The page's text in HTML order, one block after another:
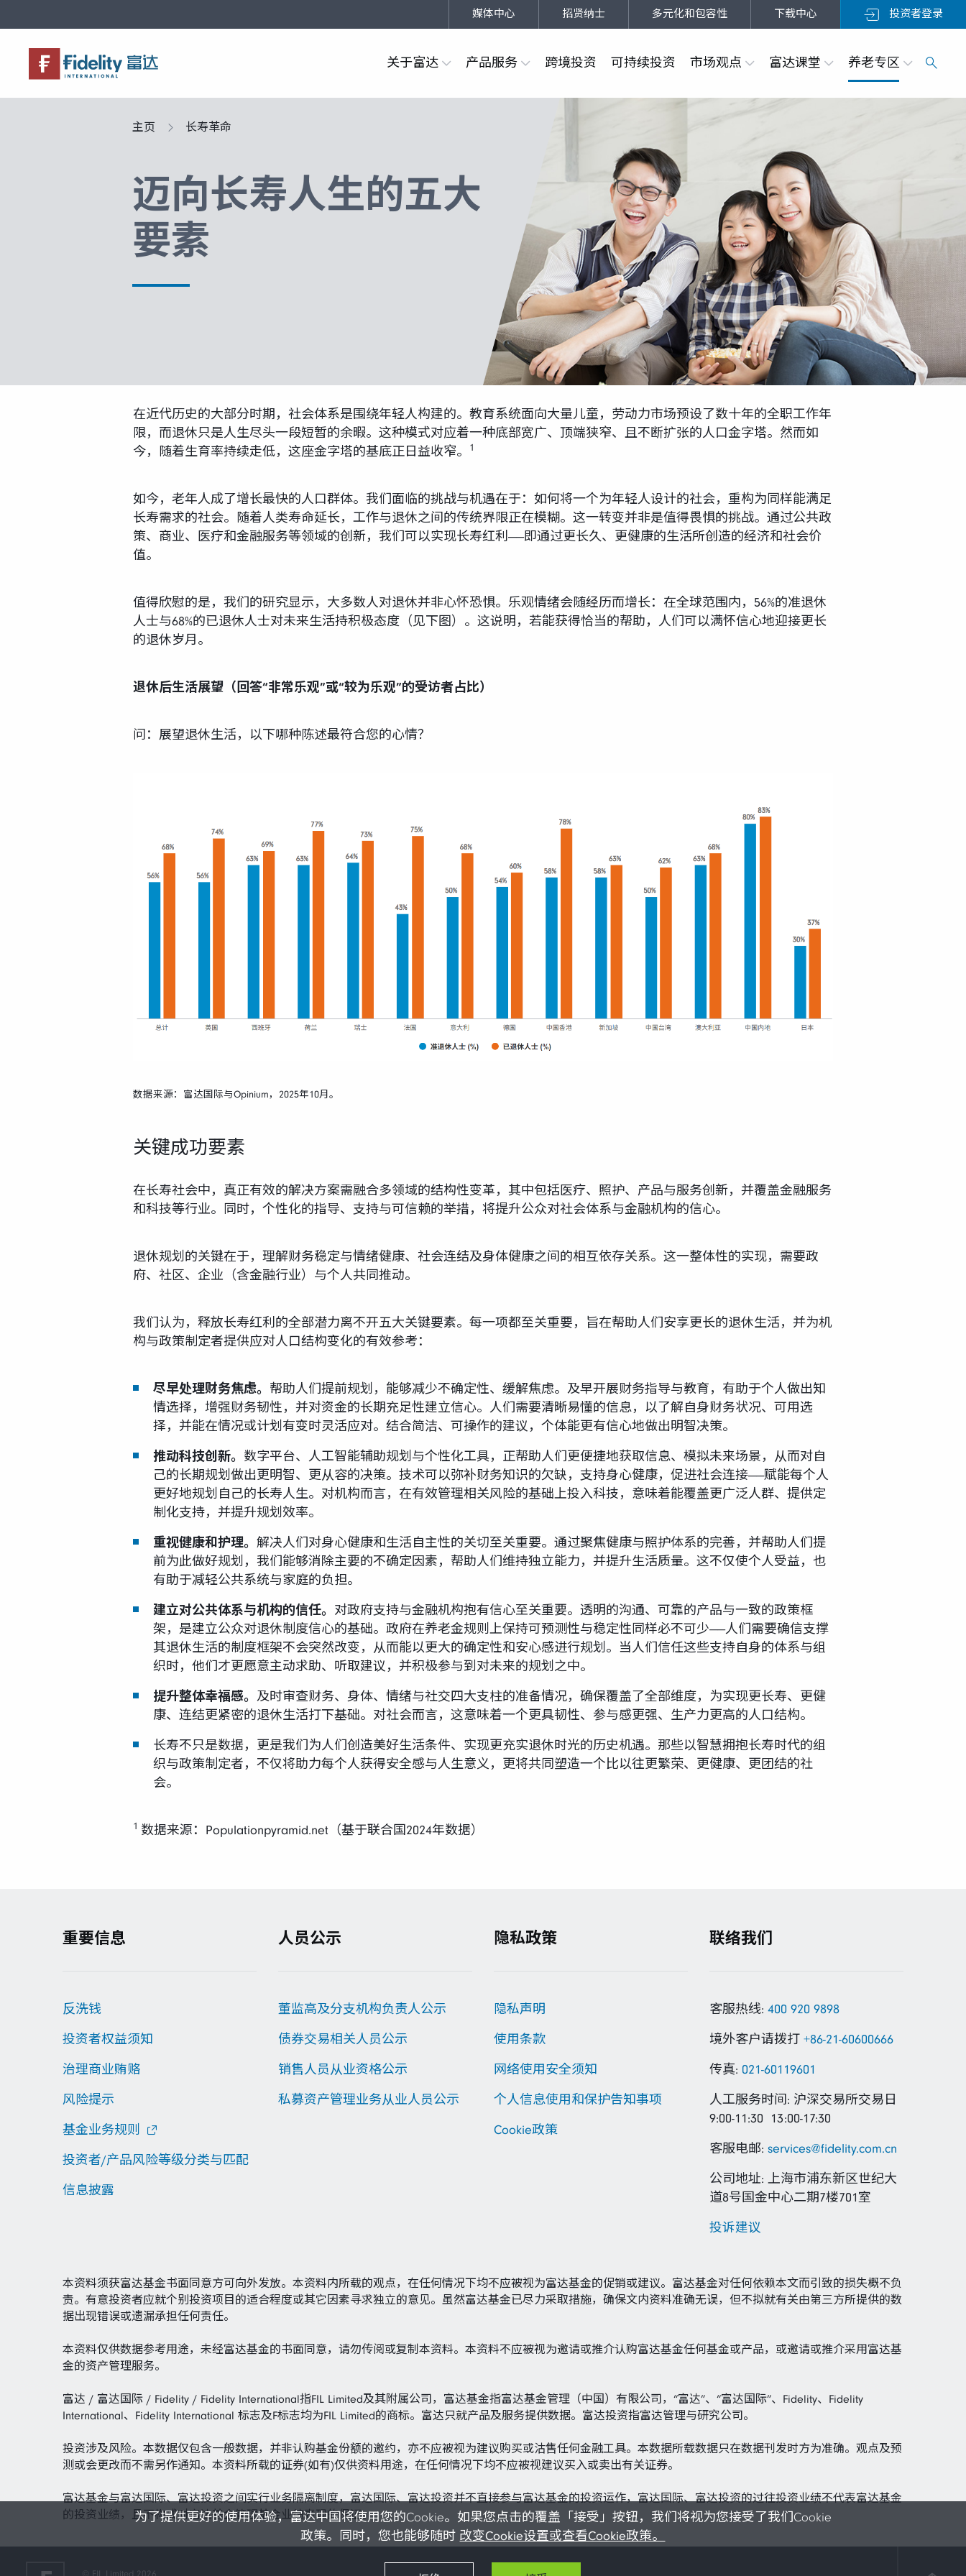
媒体中心 招贤纳士 多元化和包容性 下载中心 投资者登录
为了提供更好的使用体验，富达中国将使用您的Cookie。如果您点击的覆盖「接受」按钮，我们将视为您接受了我们Cookie
政策。同时，您也能够随时 改变Cookie设置或查看Cookie政策。
关于富达
关于富达
产品服务
产品服务
跨境投资 可持续投资 市场观点
市场观点
富达课堂
富达课堂
养老专区
养老专区
主页 长寿革命
迈向长寿人生的五大
要素
在近代历史的大部分时期，社会体系是围绕年轻人构建的。教育系统面向大量儿童，劳动力市场预设了数十年的全职工作年
限，而退休只是人生尽头一段短暂的余暇。这种模式对应着一种底部宽广、顶端狭窄、且不断扩张的人口金字塔。然而如
今，随着生育率持续走低，这座金字塔的基底正日益收窄。
1
如今，老年人成了增长最快的人口群体。我们面临的挑战与机遇在于：如何将一个为年轻人设计的社会，重构为同样能满足
长寿需求的社会。随着人类寿命延长，工作与退休之间的传统界限正在模糊。这一转变并非是值得畏惧的挑战。通过公共政
策、商业、医疗和金融服务等领域的创新，我们可以实现长寿红利——即通过更长久、更健康的生活所创造的经济和社会价
值。
值得欣慰的是，我们的研究显示，大多数人对退休并非心怀恐惧。乐观情绪会随经历而增长：在全球范围内，56%的准退休
人士与68%的已退休人士对未来生活持积极态度（见下图）。这说明，若能获得恰当的帮助，人们可以满怀信心地迎接更长
的退休岁月。
退休后生活展望（回答“非常乐观”或“较为乐观”的受访者占比）
问：展望退休生活，以下哪种陈述最符合您的心情？
数据来源：富达国际与Opinium，2025年10月。
关键成功要素
在长寿社会中，真正有效的解决方案需融合多领域的结构性变革，其中包括医疗、照护、产品与服务创新，并覆盖金融服务
和科技等行业。同时，个性化的指导、支持与可信赖的举措，将提升公众对社会体系与金融机构的信心。
退休规划的关键在于，理解财务稳定与情绪健康、社会连结及身体健康之间的相互依存关系。这一整体性的实现，需要政
府、社区、企业（含金融行业）与个人共同推动。
我们认为，释放长寿红利的全部潜力离不开五大关键要素。每一项都至关重要，旨在帮助人们安享更长的退休生活，并为机
构与政策制定者提供应对人口结构变化的有效参考：
尽早处理财务焦虑。 帮助人们提前规划，能够减少不确定性、缓解焦虑。及早开展财务指导与教育，有助于个人做出知
情选择，增强财务韧性，并对资金的长期充足性建立信心。人们需要清晰易懂的信息，以了解自身财务状况、可用选
择，并能在情况或计划有变时灵活应对。结合简洁、可操作的建议，个体能更有信心地做出明智决策。
推动科技创新。 数字平台、人工智能辅助规划与个性化工具，正帮助人们更便捷地获取信息、模拟未来场景，从而对自
己的长期规划做出更明智、更从容的决策。技术可以弥补财务知识的欠缺，支持身心健康，促进社会连接——赋能每个人
更好地规划自己的长寿人生。对机构而言，在有效管理相关风险的基础上投入科技，意味着能覆盖更广泛人群、提供定
制化支持，并提升规划效率。
重视健康和护理。 解决人们对身心健康和生活自主性的关切至关重要。通过聚焦健康与照护体系的完善，并帮助人们提
前为此做好规划，我们能够消除主要的不确定因素，帮助人们维持独立能力，并提升生活质量。这不仅使个人受益，也
有助于减轻公共系统与家庭的负担。
建立对公共体系与机构的信任。 对政府支持与金融机构抱有信心至关重要。透明的沟通、可靠的产品与一致的政策框
架，是建立公众对退休制度信心的基础。政府在养老金规则上保持可预测性与稳定性同样必不可少——人们需要确信支撑
其退休生活的制度框架不会突然改变，从而能以更大的确定性和安心感进行规划。当人们信任这些支持自身的体系与组
织时，他们才更愿意主动求助、听取建议，并积极参与到对未来的规划之中。
提升整体幸福感。 及时审查财务、身体、情绪与社交四大支柱的准备情况，确保覆盖了全部维度，为实现更长寿、更健
康、连结更紧密的退休生活打下基础。对社会而言，这意味着一个更具韧性、参与感更强、生产力更高的人口结构。
长寿不只是数据，更是我们为人们创造美好生活条件、实现更充实退休时光的历史机遇。那些以智慧拥抱长寿时代的组
织与政策制定者，不仅将助力每个人获得安全感与人生意义，更将共同塑造一个比以往更繁荣、更健康、更团结的社
会。
1 数据来源：Populationpyramid.net（基于联合国2024年数据）
重要信息
反洗钱
投资者权益须知
治理商业贿赂
风险提示
基金业务规则
投资者/产品风险等级分类与匹配
信息披露
人员公示
董监高及分支机构负责人公示
债券交易相关人员公示
销售人员从业资格公示
私募资产管理业务从业人员公示
隐私政策
隐私声明
使用条款
网络使用安全须知
个人信息使用和保护告知事项
Cookie政策
联络我们
客服热线: 400 920 9898
境外客户请拨打 +86-21-60600666
传真: 021-60119601
人工服务时间: 沪深交易所交易日
9:00-11:30 13:00-17:30
客服电邮: services@fidelity.com.cn
公司地址: 上海市浦东新区世纪大
道8号国金中心二期7楼701室
投诉建议
本资料须获富达基金书面同意方可向外发放。本资料内所载的观点，在任何情况下均不应被视为富达基金的促销或建议。富达基金对任何依赖本文而引致的损失概不负
责。有意投资者应就个别投资项目的适合程度或其它因素寻求独立的意见。虽然富达基金已尽力采取措施，确保文内资料准确无误，但不拟就有关由第三方所提供的数
据出现错误或遗漏承担任何责任。
本资料仅供数据参考用途，未经富达基金的书面同意，请勿传阅或复制本资料。本资料不应被视为邀请或推介认购富达基金任何基金或产品，或邀请或推介采用富达基
金的资产管理服务。
富达 / 富达国际 / Fidelity / Fidelity International指FIL Limited及其附属公司，富达基金指富达基金管理（中国）有限公司，“富达”、“富达国际”、Fidelity、Fidelity
International、Fidelity International 标志及F标志均为FIL Limited的商标。富达只就产品及服务提供数据。富达投资指富达管理与研究公司。
投资涉及风险。本数据仅包含一般数据，并非认购基金份额的邀约，亦不应被视为建议购买或沽售任何金融工具。本数据所载数据只在数据刊发时方为准确。观点及预
测或会更改而不需另作通知。本资料所载的证券(如有)仅供资料用途，在任何情况下均不应被视建议买入或卖出有关证券。
富达基金与富达国际、富达投资之间实行业务隔离制度，富达国际、富达投资并不直接参与富达基金的投资运作，富达国际、富达投资的过往投资业绩不代表富达基金
的投资业绩，且不构成对富达基金管理基金业绩表现的保证。